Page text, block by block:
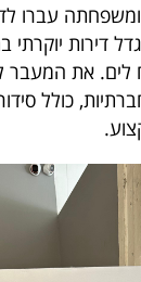
ומשפחתה עברו
דירות
לים. את המעבר
כולל